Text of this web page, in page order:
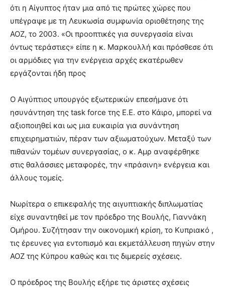
ότι η Αίγυπτος ήταν μια από τις πρώτες χώρες που
υπέγραψε με τη Λευκωσία συμφωνία οριοθέτησης της
ΑΟΖ, το 2003. «Οι προοπτικές για συνεργασία είναι
όντως τεράστιες» είπε η κ. Μαρκουλλή και πρόσθεσε ότι
οι αρμόδιες για την ενέργεια αρχές εκατέρωθεν
εργάζονται ήδη προς
Ο Αιγύπτιος υπουργός εξωτερικών επεσήμανε ότι
ησυνάντηση της task force της Ε.Ε. στο Κάιρο, μπορεί να
αξιοποιηθεί και ως μια ευκαιρία για συνάντηση
επιχειρηματιών, πέραν των αξιωματούχων. Μεταξύ των
πιθανών τομέων συνεργασίας, ο κ. Αμρ αναφέρθηκε
στις θαλάσσιες μεταφορές, την «πράσινη» ενέργεια και
άλλους τομείς.
Νωρίτερα ο επικεφαλής της αιγυπτιακής διπλωματίας
είχε συναντηθεί με τον πρόεδρο της Βουλής, Γιαννάκη
Ομήρου. Συζήτησαν την οικονομική κρίση, το Κυπριακό ,
τις έρευνες για εντοπισμό και εκμετάλλευση πηγών στην
ΑΟΖ της Κύπρου καθώς και τις διμερείς σχέσεις.
Ο πρόεδρος της Βουλής εξήρε τις άριστες σχέσεις